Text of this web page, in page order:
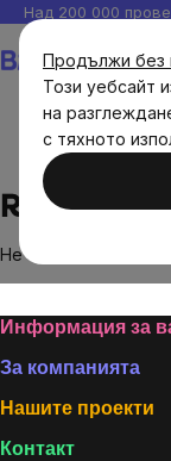
Продължи без
Този уебсайт
на
с тяхното
Прескочи
към
съдържанието
Над 200 000
Revive
Не са намерени
Footer
Информация за
За компанията
Нашите проекти
Контакт